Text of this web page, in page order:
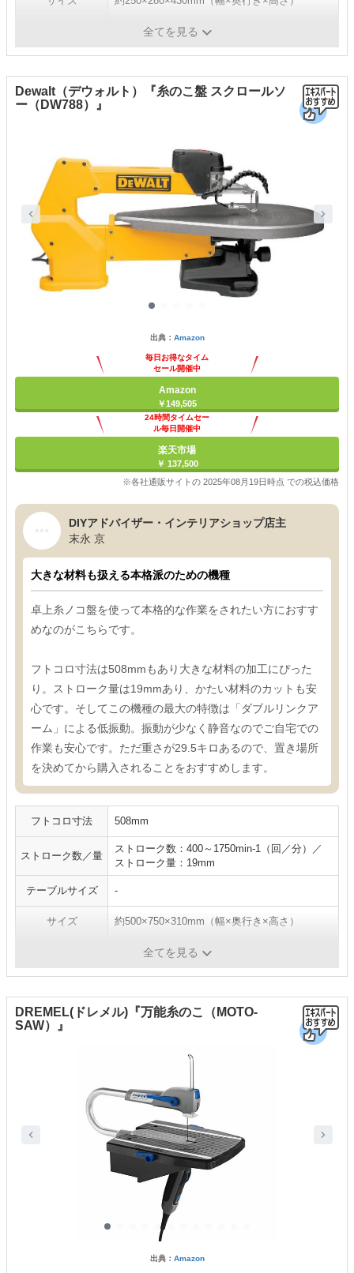
全てを見る
Dewalt（デウォルト）『糸のこ盤 スクロールソ
ー（DW788）』
出典： Amazon
毎日お得なタイム
セール開催中
Amazon
￥149,505
24時間タイムセー
ル毎日開催中
楽天市場
￥ 137,500
※各社通販サイトの 2025年08月19日時点 での税込価格
DIYアドバイザー・インテリアショップ店主
末永 京
大きな材料も扱える本格派のための機種
卓上糸ノコ盤を使って本格的な作業をされたい方におすす
めなのがこちらです。
フトコロ寸法は508mmもあり大きな材料の加工にぴった
り。ストローク量は19mmあり、かたい材料のカットも安
心です。そしてこの機種の最大の特徴は「ダブルリンクア
ーム」による低振動。振動が少なく静音なのでご自宅での
作業も安心です。ただ重さが29.5キロあるので、置き場所
を決めてから購入されることをおすすめします。
フトコロ寸法 508mm
ストローク数／量
ストローク数：400～1750min-1（回／分）／
ストローク量：19mm
テーブルサイズ -
サイズ 約500×750×310mm（幅×奥行き×高さ）
約29.5kg全てを見る
DREMEL(ドレメル)『万能糸のこ（MOTO-
SAW）』
出典： Amazon